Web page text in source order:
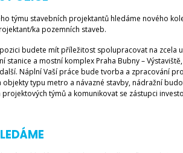
týmu stavebních projektantů hledáme nového
ka pozemních staveb.
budete mít příležitost spolupracovat na zcela
stanice a mostní komplex Praha Bubny –
Náplní Vaší práce bude tvorba a zpracování
objekty typu metro a návazné stavby, nádražní
projektových týmů a komunikovat se zástupci